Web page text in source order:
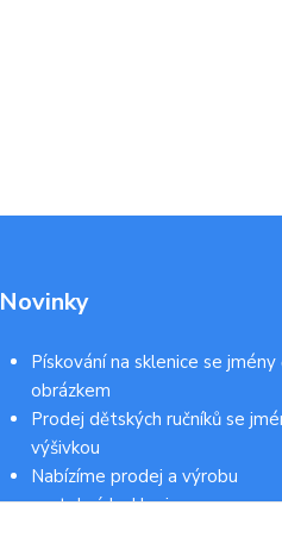
Novinky
Pískování na sklenice se jmény
obrázkem
Prodej dětských ručníků se
výšivkou
Nabízíme prodej a výrobu
svatebních sklenic